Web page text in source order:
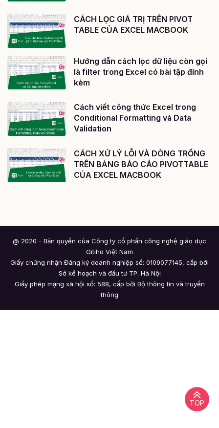
CÁCH LỌC GIÁ TRỊ TRÊN PIVOT
TABLE CỦA EXCEL MACBOOK
Hướng dẫn cách lọc dữ liệu còn gọi
là filter trong Excel có bài tập đính
kèm
Cách viết công thức Excel trong
Conditional Formatting và Data
Validation
CÁCH XỬ LÝ LỖI VÀ DÒNG TRỐNG
TRÊN BẢNG BÁO CÁO PIVOTTABLE
CỦA EXCEL MACBOOK
TOP
@ 2020 - Bản quyền của Công ty cổ phần công nghệ giáo dục
Gitiho Việt Nam
Giấy chứng nhận Đăng ký doanh nghiệp số: 0109077145, cấp bởi
Sở kế hoạch và đầu tư TP. Hà Nội
Giấy phép mạng xã hội số: 588, cấp bởi Bộ thông tin và truyền
thông